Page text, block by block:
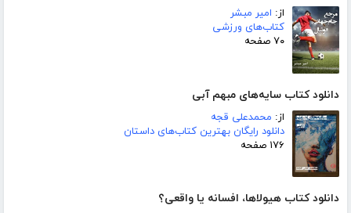
از: امیر مبشر
کتاب‌های ورزشی
۷۰ صفحه
دانلود کتاب سایه‌های مبهم آبی
از: محمدعلی قجه
دانلود رایگان بهترین کتاب‌های داستان
۱۷۶ صفحه
دانلود کتاب هیولاها، افسانه یا واقعی؟